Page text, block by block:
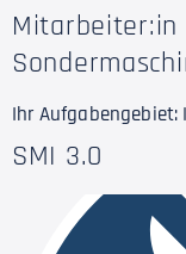
Ihr Aufgabengebiet:
SMI 3.0